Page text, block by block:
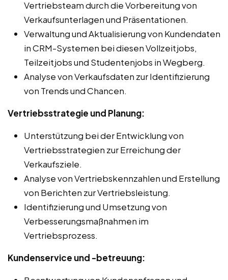
Vertriebsteam durch die Vorbereitung von
Verkaufsunterlagen und Präsentationen.
Verwaltung und Aktualisierung von Kundendaten
in CRM-Systemen bei diesen Vollzeitjobs,
Teilzeitjobs und Studentenjobs in Wegberg.
Analyse von Verkaufsdaten zur Identifizierung
von Trends und Chancen.
Vertriebsstrategie und Planung:
Unterstützung bei der Entwicklung von
Vertriebsstrategien zur Erreichung der
Verkaufsziele.
Analyse von Vertriebskennzahlen und Erstellung
von Berichten zur Vertriebsleistung.
Identifizierung und Umsetzung von
Verbesserungsmaßnahmen im
Vertriebsprozess.
Kundenservice und -betreuung: